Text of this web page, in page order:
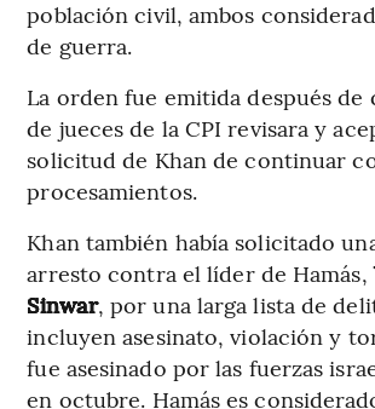
población civil, ambos
de guerra.
La orden fue emitida después de
de jueces de la CPI revisara y
solicitud de Khan de continuar
procesamientos.
Khan también había solicitado
arresto contra el líder de Hamás,
Sinwar, por una larga lista de
incluyen asesinato, violación y
fue asesinado por las fuerzas
en octubre. Hamás es